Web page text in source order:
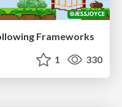
Frameworks
1 330